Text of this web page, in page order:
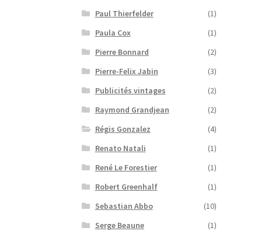
Paul Thierfelder
(1)
Paula Cox
(1)
Pierre Bonnard
(2)
Pierre-Felix Jabin
(3)
Publicités vintages
(2)
Raymond Grandjean
(2)
Régis Gonzalez
(4)
Renato Natali
(1)
René Le Forestier
(1)
Robert Greenhalf
(1)
Sebastian Abbo
(10)
Serge Beaune
(1)